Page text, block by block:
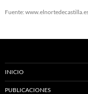
Fuente:
INICIO
PUBLICACIONES